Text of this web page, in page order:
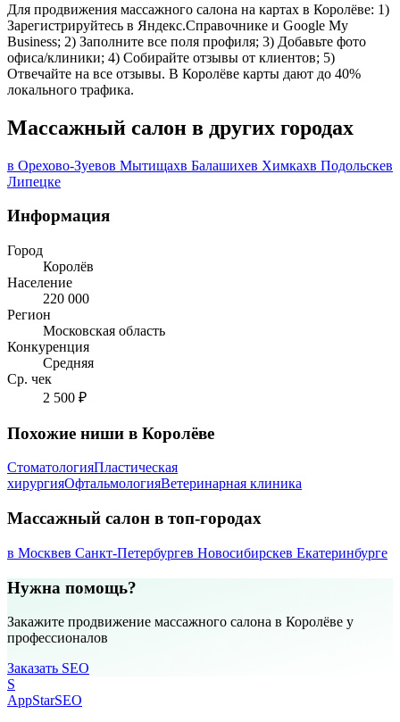
Для продвижения массажного салона на картах в Королёве: 1)
Зарегистрируйтесь в Яндекс.Справочнике и Google My
Business; 2) Заполните все поля профиля; 3) Добавьте фото
офиса/клиники; 4) Собирайте отзывы от клиентов; 5)
Отвечайте на все отзывы. В Королёве карты дают до 40%
локального трафика.
Массажный салон в других городах
в Орехово-Зуевов Мытищахв Балашихев Химкахв Подольскев
Липецке
Информация
Город
Королёв
Население
220 000
Регион
Московская область
Конкуренция
Средняя
Ср. чек
2 500 ₽
Похожие ниши в Королёве
СтоматологияПластическая
хирургияОфтальмологияВетеринарная клиника
Массажный салон в топ-городах
в Москвев Санкт-Петербургев Новосибирскев Екатеринбурге
Нужна помощь?
Закажите продвижение массажного салона в Королёве у
профессионалов
Заказать SEO
S
AppStarSEO